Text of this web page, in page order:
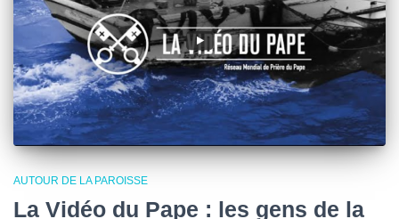
AUTOUR DE LA PAROISSE
La Vidéo du Pape : les gens de la